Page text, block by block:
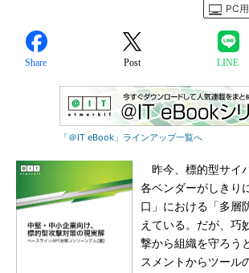
PC
Share Post LINE
「＠IT eBook」ラインアップ一覧へ
昨今、標的型サイ
各ベンダーがしきり
口」における「多層
えている。だが、巧
撃から組織を守ろう
スメントからツール